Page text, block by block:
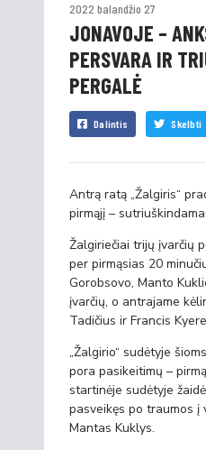
2022 balandžio 27
JONAVOJE –
PERSVARA IR
PERGALĖ
Dalintis Skelbti
Antrą ratą „Žalgiris“
pirmąjį –
Žalgiriečiai trijų įvarčių
per pirmąsias 20
Gorobsovo, Manto
įvarčių, o antrajame
Tadičius ir Francis
„Žalgirio“ sudėtyje
pora pasikeitimų –
startinėje sudėtyje
pasveikęs po traumos į
Mantas Kuklys.